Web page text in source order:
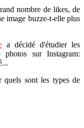
nombre de likes, de
image buzze-t-elle plus
a décidé d'étudier les
photos sur Instagram:
sont les types de